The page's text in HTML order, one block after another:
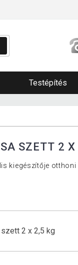
Testépítés
SZETT 2
kiegészítője otthoni
szett 2 x 2,5 kg